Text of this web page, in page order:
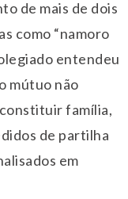
de mais de dois
como “namoro
entendeu
mútuo não
família,
de partilha
em